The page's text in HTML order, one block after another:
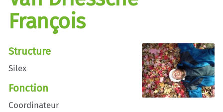
François
Structure
Silex
Fonction
Coordinateur